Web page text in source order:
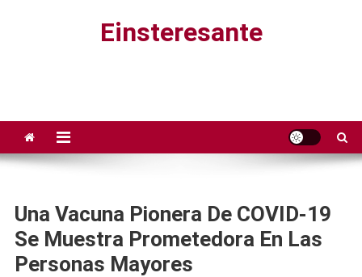
Einsteresante
Una Vacuna Pionera De COVID-19
Se Muestra Prometedora En Las
Personas Mayores